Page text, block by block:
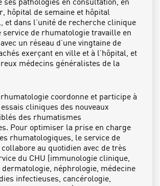
hôpital de semaine et hôpital
et dans l’unité de recherche clinique
service de rhumatologie travaille en
un réseau d’une vingtaine de
exerçant en ville et à l’hôpital, et
médecins généralistes de la
coordonne et participe à
cliniques des nouveaux
des rhumatismes
Pour optimiser la prise en charge
rhumatologiques, le service de
au quotidien avec de très
du CHU (immunologie clinique,
néphrologie, médecine
infectieuses, cancérologie,